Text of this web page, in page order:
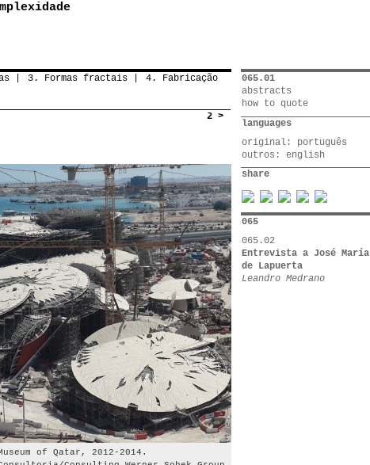
3. Formas fractais
4. Fabricação
2 >
of Qatar, 2012-2014.
065.01
abstracts
how to quote
languages
original: português
outros: english
share
065
065.02
Entrevista a José María
de Lapuerta
Leandro Medrano